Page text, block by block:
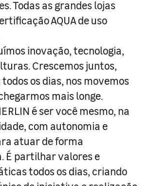
Todas as grandes lojas
AQUA de uso
inovação, tecnologia,
Crescemos juntos,
os dias, nos movemos
mais longe.
é ser você mesmo, na
com autonomia e
atuar de forma
É partilhar valores e
todos os dias, criando